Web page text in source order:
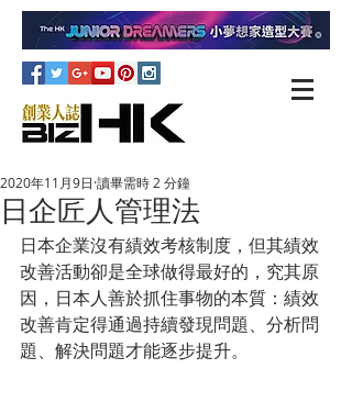
日企匠人管理法
2020年11月9日 讀畢需時 2 分鐘
日本企業沒有績效考核制度，但其績效
改善活動卻是全球做得最好的，究其原
因，日本人善於抓住事物的本質：績效
改善肯定得通過持續發現問題、分析問
題、解決問題才能逐步提升。